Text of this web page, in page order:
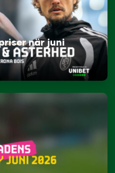
när juni